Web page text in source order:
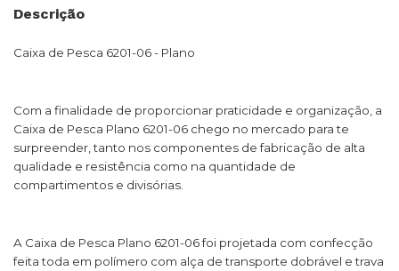
Descrição
Caixa de Pesca 6201-06 - Plano
Com a finalidade de proporcionar praticidade e organização, a
Caixa de Pesca Plano 6201-06 chego no mercado para te
surpreender, tanto nos componentes de fabricação de alta
qualidade e resistência como na quantidade de
compartimentos e divisórias.
A Caixa de Pesca Plano 6201-06 foi projetada com confecção
feita toda em polímero com alça de transporte dobrável e trava